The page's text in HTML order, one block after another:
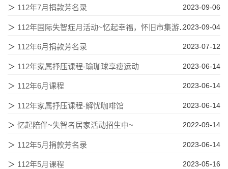
2023-09-06
＞ 112年7月捐款芳名录
2023-09-04
＞ 112年国际失智症月活动~忆起幸福，怀旧市集游圆满落幕
2023-07-12
＞ 112年6月捐款芳名录
2023-06-14
＞ 112年家属抒压课程-瑜珈球享瘦运动
2023-06-14
＞ 112年6月课程
2023-06-14
＞ 112年家属抒压课程-解忧咖啡馆
2022-09-14
＞ 忆起陪伴~失智者居家活动招生中~
2023-06-14
＞ 112年5月捐款芳名录
2023-05-16
＞ 112年5月课程